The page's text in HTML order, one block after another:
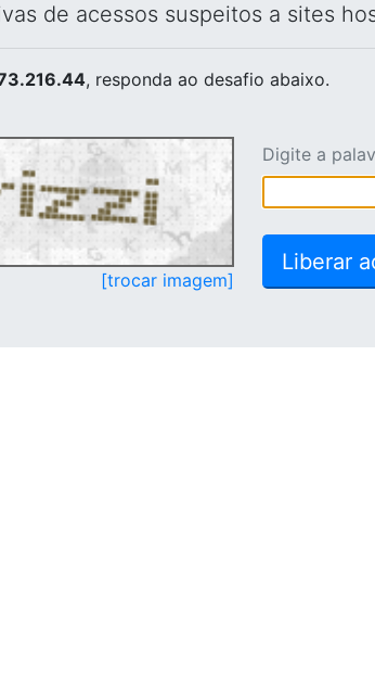
de acessos suspeitos a sites
, responda ao desafio abaixo.
[trocar imagem]
Digite a